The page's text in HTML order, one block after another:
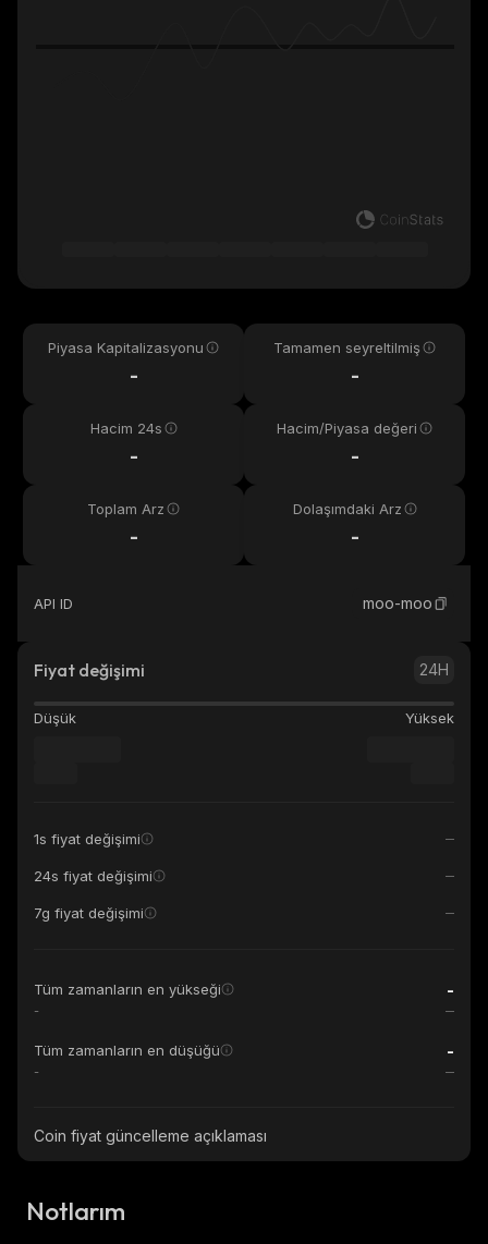
Piyasa Kapitalizasyonu
-
Tamamen seyreltilmiş
-
Hacim 24s
-
Hacim/Piyasa değeri
-
Toplam Arz
-
Dolaşımdaki Arz
-
API ID moo-moo
Fiyat değişimi 24H
Düşük Yüksek
1s fiyat değişimi
24s fiyat değişimi
7g fiyat değişimi
Tüm zamanların en yükseği -
-
Tüm zamanların en düşüğü -
-
Coin fiyat güncelleme açıklaması
Notlarım